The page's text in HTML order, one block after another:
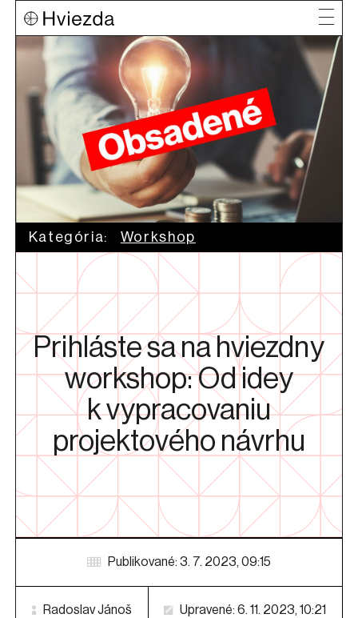
Kategória: Workshop
Prihláste sa na hviezdny
workshop: Od idey
k vypracovaniu
projektového návrhu
Publikované: 3. 7. 2023, 09:15
Radoslav Jánoš Upravené: 6. 11. 2023, 10:21